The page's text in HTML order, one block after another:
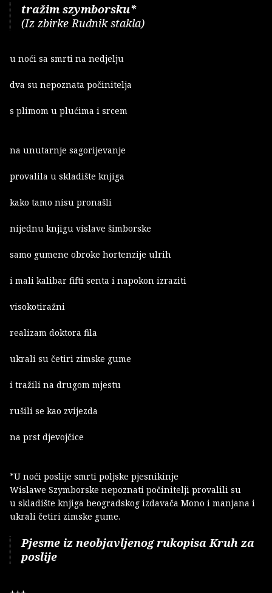
tražim szymborsku*
(Iz zbirke Rudnik stakla)
u noći sa smrti na nedjelju
dva su nepoznata počinitelja
s plimom u plućima i srcem
na unutarnje sagorijevanje
provalila u skladište knjiga
kako tamo nisu pronašli
nijednu knjigu vislave šimborske
samo gumene obroke hortenzije ulrih
i mali kalibar fifti senta i napokon izraziti
visokotiražni
realizam doktora fila
ukrali su četiri zimske gume
i tražili na drugom mjestu
rušili se kao zvijezda
na prst djevojčice
*U noći poslije smrti poljske pjesnikinje
Wislawe Szymborske nepoznati počinitelji provalili su
u skladište knjiga beogradskog izdavača Mono i manjana i
ukrali četiri zimske gume.
Pjesme iz neobjavljenog rukopisa Kruh za
poslije